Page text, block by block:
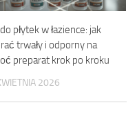
płytek w łazience: jak
trwały i odporny na
preparat krok po kroku
2026